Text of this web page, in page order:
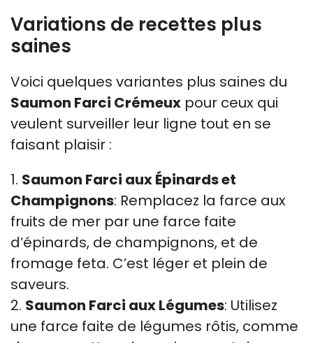
Variations de recettes plus
saines
Voici quelques variantes plus saines du
Saumon Farci Crémeux pour ceux qui
veulent surveiller leur ligne tout en se
faisant plaisir :
1. Saumon Farci aux Épinards et
Champignons: Remplacez la farce aux
fruits de mer par une farce faite
d’épinards, de champignons, et de
fromage feta. C’est léger et plein de
saveurs.
2. Saumon Farci aux Légumes: Utilisez
une farce faite de légumes rôtis, comme